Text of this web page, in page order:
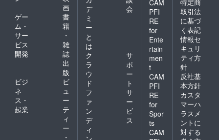
画
ゲー
ム・
サー
ビス
開発
書
籍
・
雑
誌
出
版
ビジ
ネ
ス・
起業
ビ
ュ
ー
テ
ィ
ー
・
デ
ミ
ー
と
は
会
ク
ラ
ウ
ド
フ
ァ
ン
デ
ィ
サ
ポ
ー
ト
サ
ー
ビ
ス
CAM
PFI
RE
for
Ente
rtain
men
t
CAM
PFI
RE
for
Spor
ts
CAM
特定商
取引法
に基づ
く表記
情報セ
キュリ
ティ方
針
反社基
本方針
カスタ
マーハ
ラスメ
ントに
対する